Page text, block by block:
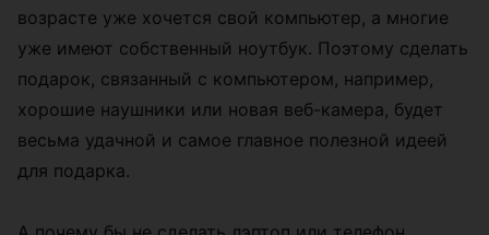
возрасте уже хочется свой компьютер, а многие
уже имеют собственный ноутбук. Поэтому сделать
подарок, связанный с компьютером, например,
хорошие наушники или новая веб-камера, будет
весьма удачной и самое главное полезной идеей
для подарка.